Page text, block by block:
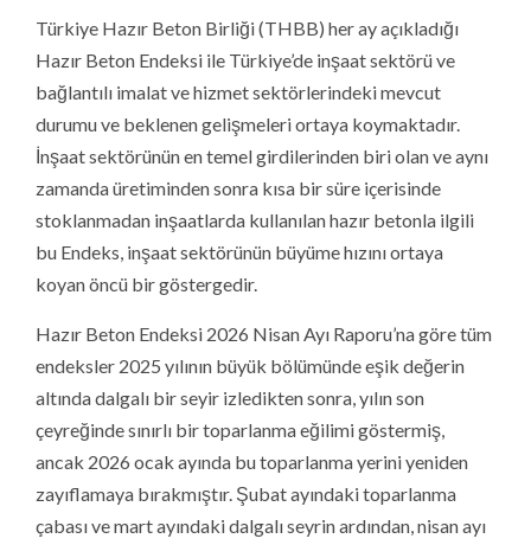
Türkiye Hazır Beton Birliği (THBB) her ay açıkladığı
Hazır Beton Endeksi ile Türkiye’de inşaat sektörü ve
bağlantılı imalat ve hizmet sektörlerindeki mevcut
durumu ve beklenen gelişmeleri ortaya koymaktadır.
İnşaat sektörünün en temel girdilerinden biri olan ve aynı
zamanda üretiminden sonra kısa bir süre içerisinde
stoklanmadan inşaatlarda kullanılan hazır betonla ilgili
bu Endeks, inşaat sektörünün büyüme hızını ortaya
koyan öncü bir göstergedir.
Hazır Beton Endeksi 2026 Nisan Ayı Raporu’na göre tüm
endeksler 2025 yılının büyük bölümünde eşik değerin
altında dalgalı bir seyir izledikten sonra, yılın son
çeyreğinde sınırlı bir toparlanma eğilimi göstermiş,
ancak 2026 ocak ayında bu toparlanma yerini yeniden
zayıflamaya bırakmıştır. Şubat ayındaki toparlanma
çabası ve mart ayındaki dalgalı seyrin ardından, nisan ayı